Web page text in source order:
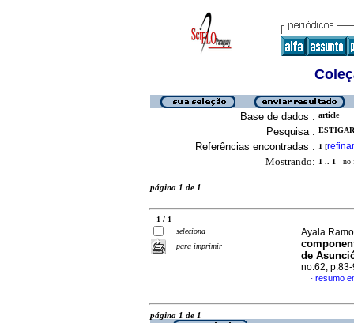
Base de dados : article
Pesquisa :
Referências encontradas : 1 [refinar
Mostrando: 1 .. 1 no
página 1 de 1
1 / 1
seleciona
para imprimir
Ayala
de
no.62,
· resumo
página 1 de 1